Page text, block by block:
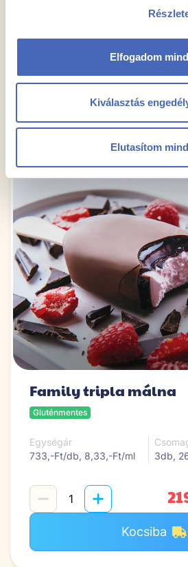
Elfogadom
Kiválasztás
Elutasítom
4db,
Kocsiba
Family tripla málna
Gluténmentes
Egységár
733,-Ft/db, 8,33,-Ft/ml
3db,
Kocsiba